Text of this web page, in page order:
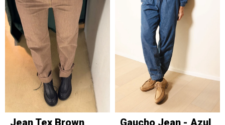
Jean Tex Brown Gaucho Jean - Azul